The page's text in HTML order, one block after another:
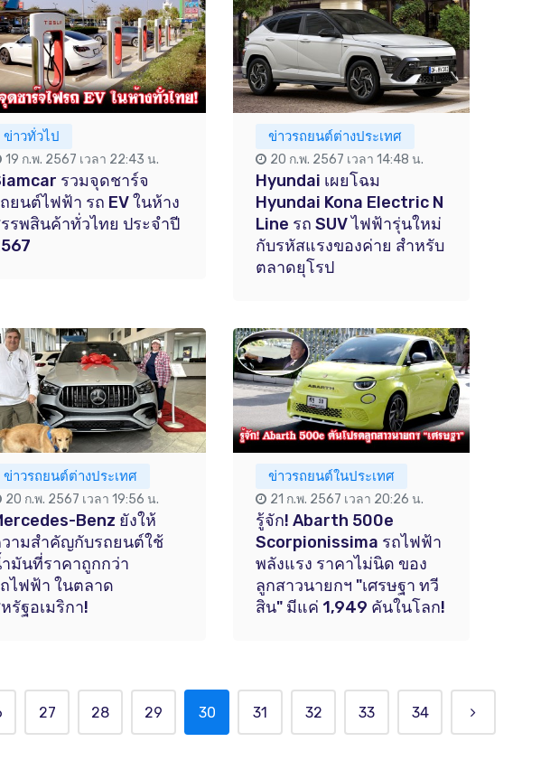
ข่าวทั่วไป
19 ก.พ. 2567 เวลา 22:43 น.
รวมจุดชาร์จ
ยนต์ไฟฟ้า รถ EV ในห้าง
รพสินค้าทั่วไทย ประจำปี
ข่าวรถยนต์ต่างประเทศ
20 ก.พ. 2567 เวลา 14:48 น.
Hyundai เผยโฉม
Hyundai Kona Electric N
Line รถ SUV ไฟฟ้ารุ่นใหม่
กับรหัสแรงของค่าย สำหรับ
ตลาดยุโรป
ข่าวรถยนต์ต่างประเทศ
20 ก.พ. 2567 เวลา 19:56 น.
Benz ยังให้
ามสำคัญกับรถยนต์ใช้
มันที่ราคาถูกกว่า
ไฟฟ้า ในตลาด
รัฐอเมริกา!
ข่าวรถยนต์ในประเทศ
21 ก.พ. 2567 เวลา 20:26 น.
รู้จัก! Abarth 500e
Scorpionissima รถไฟฟ้า
พลังแรง ราคาไม่นิด ของ
ลูกสาวนายกฯ "เศรษฐา ทวี
สิน" มีแค่ 1,949 คันในโลก!
27 28 29 30 31 32 33 34